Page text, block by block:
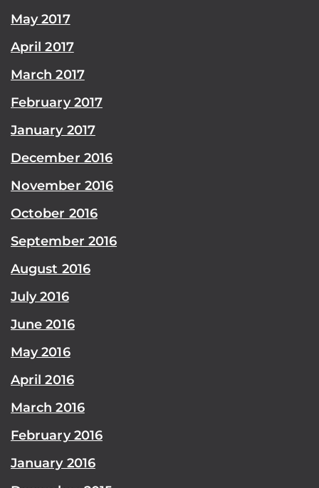
May 2017
April 2017
March 2017
February 2017
January 2017
December 2016
November 2016
October 2016
September 2016
August 2016
July 2016
June 2016
May 2016
April 2016
March 2016
February 2016
January 2016